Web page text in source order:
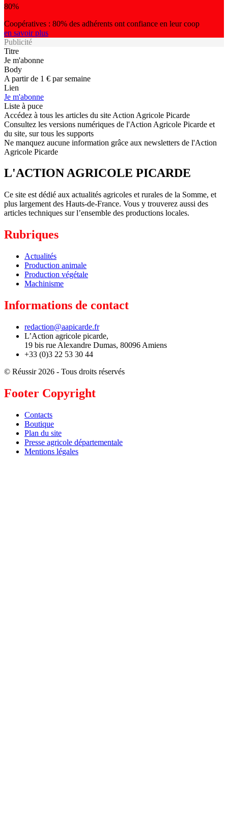
80%
Coopératives : 80% des adhérents ont confiance en leur coop
en savoir plus
Publicité
Titre
Je m'abonne
Body
A partir de 1 € par semaine
Lien
Je m'abonne
Liste à puce
Accédez à tous les articles du site Action Agricole Picarde
Consultez les versions numériques de l'Action Agricole Picarde et
du site, sur tous les supports
Ne manquez aucune information grâce aux newsletters de l'Action
Agricole Picarde
L'ACTION AGRICOLE PICARDE
Ce site est dédié aux actualités agricoles et rurales de la Somme, et
plus largement des Hauts-de-France. Vous y trouverez aussi des
articles techniques sur l’ensemble des productions locales.
Rubriques
Actualités
Production animale
Production végétale
Machinisme
Informations de contact
redaction@aapicarde.fr
L’Action agricole picarde,
19 bis rue Alexandre Dumas, 80096 Amiens
+33 (0)3 22 53 30 44
© Réussir 2026 - Tous droits réservés
Footer Copyright
Contacts
Boutique
Plan du site
Presse agricole départementale
Mentions légales